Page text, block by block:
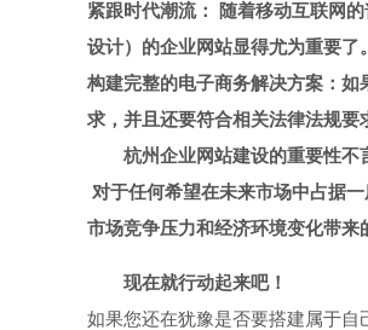
紧跟时代潮流：
随着移动互联网
设计）的企业网站显得尤为重要了。
构建完整的电子商务解决方案：
求，并且还要符合相关法律法规要
杭州企业网站建设的重要性不
对于任何希望在未来市场中占据
市场竞争压力和经济环境变化带来
现在就行动起来吧！
如果您还在犹豫是否要搭建属于自